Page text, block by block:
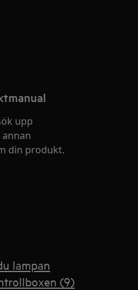
upp
din produkt.
lampan
(9)